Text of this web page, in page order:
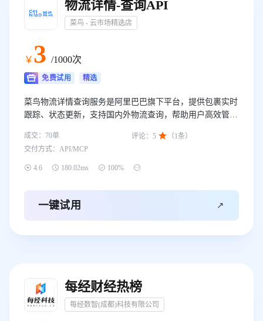
物流详情-查询API
菜鸟 - 云市场精选店
￥ 3 /1000次
免费试用 精选
菜鸟物流详情查询服务是阿里巴巴旗下平台，提供包裹实时
跟踪、状态更新，支持国内外物流查询，帮助用户高效管理
成交： 70单 评论： 5  （1条）
交付方式： API/MCP
 4.6  180.02ms  100% 
一键试用 
每经财经热榜
每经数智(成都)科技有限公司